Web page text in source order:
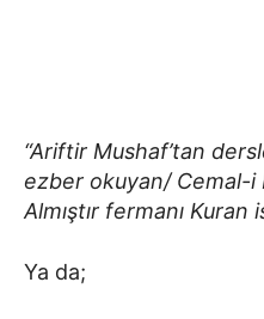
“Ariftir Mushaf’tan
ezber okuyan/ Cemal-i
Almıştır fermanı Kuran
Ya da;